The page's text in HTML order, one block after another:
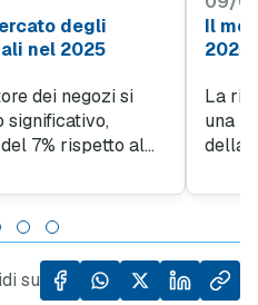
degli
nel 2025
dei negozi si
significativo,
7% rispetto al
miliardi di euro, il
senza
distinte per il
seguite dal
(+7,5%). Anche il
Il
2025
La
una
della
una
prezzi
su